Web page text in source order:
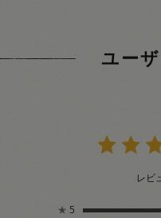
ユー
レビ
★ 5